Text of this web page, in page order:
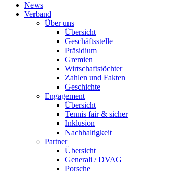
News
Verband
Über uns
Übersicht
Geschäftsstelle
Präsidium
Gremien
Wirtschaftstöchter
Zahlen und Fakten
Geschichte
Engagement
Übersicht
Tennis fair & sicher
Inklusion
Nachhaltigkeit
Partner
Übersicht
Generali / DVAG
Porsche